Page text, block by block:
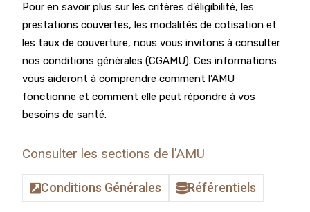
Pour en savoir plus sur les critères d’éligibilité, les
prestations couvertes, les modalités de cotisation et
les taux de couverture, nous vous invitons à consulter
nos conditions générales (CGAMU). Ces informations
vous aideront à comprendre comment l’AMU
fonctionne et comment elle peut répondre à vos
besoins de santé.
Consulter les sections de l'AMU
Conditions Générales Référentiels